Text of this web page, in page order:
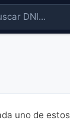
uno de estos